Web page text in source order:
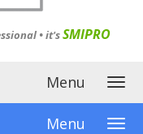
•it'sSMIPRO
Menu
Menu